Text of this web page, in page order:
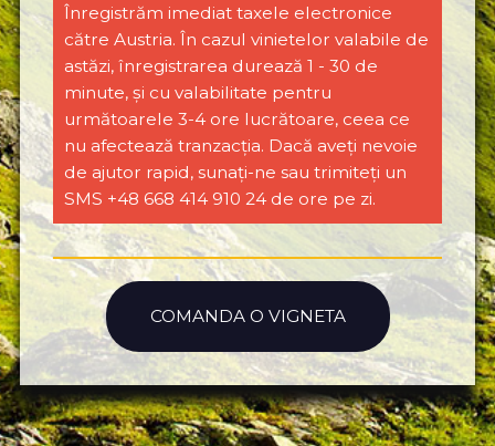
Înregistrăm imediat taxele electronice
către Austria. În cazul vinietelor valabile de
astăzi, înregistrarea durează 1 - 30 de
minute, și cu valabilitate pentru
următoarele 3-4 ore lucrătoare, ceea ce
nu afectează tranzacția. Dacă aveți nevoie
de ajutor rapid, sunați-ne sau trimiteți un
SMS +48 668 414 910 24 de ore pe zi.
COMANDA O VIGNETA